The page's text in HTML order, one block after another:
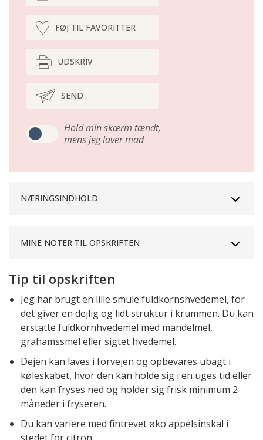
FØJ TIL FAVORITTER
UDSKRIV
SEND
Hold min skærm tændt,
mens jeg laver mad
NÆRINGSINDHOLD
MINE NOTER TIL OPSKRIFTEN
Tip til opskriften
Jeg har brugt en lille smule fuldkornshvedemel, for
det giver en dejlig og lidt struktur i krummen. Du kan
erstatte fuldkornhvedemel med mandelmel,
grahamssmel eller sigtet hvedemel.
Dejen kan laves i forvejen og opbevares ubagt i
køleskabet, hvor den kan holde sig i en uges tid eller
den kan fryses ned og holder sig frisk minimum 2
måneder i fryseren.
Du kan variere med fintrevet øko appelsinskal i